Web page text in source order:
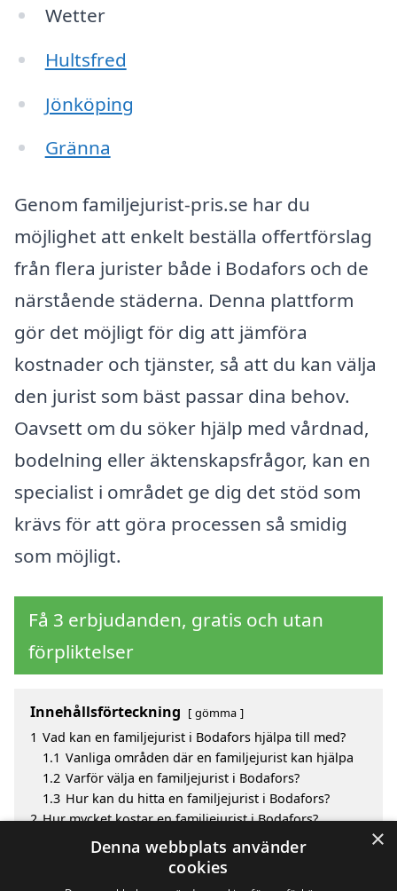
Wetter
Hultsfred
Jönköping
Gränna
Genom familjejurist-pris.se har du
möjlighet att enkelt beställa offertförslag
från flera jurister både i Bodafors och de
närstående städerna. Denna plattform
gör det möjligt för dig att jämföra
kostnader och tjänster, så att du kan välja
den jurist som bäst passar dina behov.
Oavsett om du söker hjälp med vårdnad,
bodelning eller äktenskapsfrågor, kan en
specialist i området ge dig det stöd som
krävs för att göra processen så smidig
som möjligt.
Få 3 erbjudanden, gratis och utan
förpliktelser
Innehållsförteckning gömma
1 Vad kan en familjejurist i Bodafors hjälpa till med?
1.1 Vanliga områden där en familjejurist kan hjälpa
1.2 Varför välja en familjejurist i Bodafors?
1.3 Hur kan du hitta en familjejurist i Bodafors?
2 Hur mycket kostar en familjejurist i Bodafors?
Fördelar med att välja familjejurist i Bodafors
Sök efter en skicklig familjejurist i de omgivande
×
Denna webbplats använder
cookies